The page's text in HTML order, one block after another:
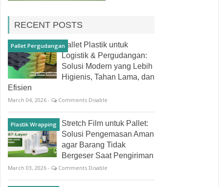
RECENT POSTS
Pallet PergudanganPallet Plastik untuk
Logistik & Pergudangan:
Solusi Modern yang Lebih
Higienis, Tahan Lama, dan
Efisien
March 04, 2026 - Comments Disable
Plastik Wrapping
Stretch Film untuk Pallet:
Solusi Pengemasan Aman
agar Barang Tidak
Bergeser Saat Pengiriman
March 03, 2026 - Comments Disable